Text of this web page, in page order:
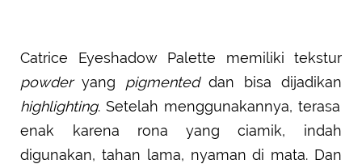
Catrice Eyeshadow Palette memiliki tekstur
powderyang pigmenteddan bisa dijadikan
highlighting. Setelah menggunakannya, terasa
enak karena rona yang ciamik, indah
digunakan, tahan lama, nyaman di mata. Dan